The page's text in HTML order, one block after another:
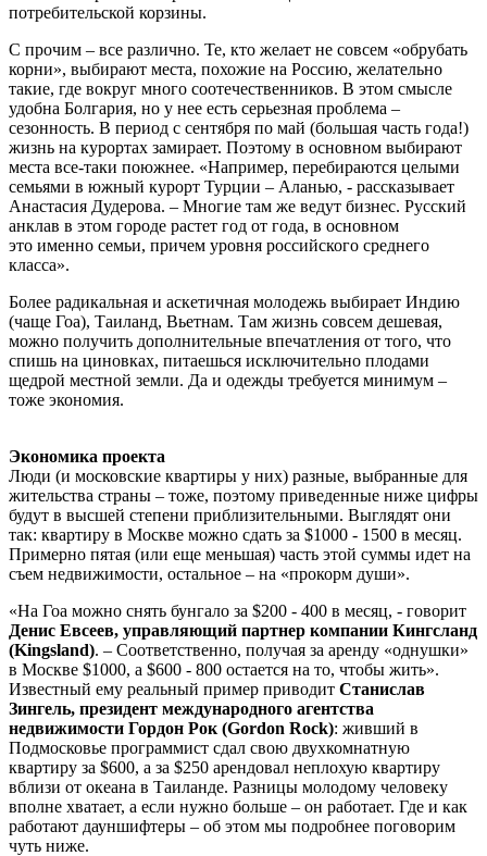
потребительской корзины.
С прочим – все различно. Те, кто желает не совсем «обрубать
корни», выбирают места, похожие на Россию, желательно
такие, где вокруг много соотечественников. В этом смысле
удобна Болгария, но у нее есть серьезная проблема –
сезонность. В период с сентября по май (большая часть года!)
жизнь на курортах замирает. Поэтому в основном выбирают
места все-таки поюжнее. «Например, перебираются целыми
семьями в южный курорт Турции – Аланью, - рассказывает
Анастасия Дудерова. – Многие там же ведут бизнес. Русский
анклав в этом городе растет год от года, в основном
это именно семьи, причем уровня российского среднего
класса».
Более радикальная и аскетичная молодежь выбирает Индию
(чаще Гоа), Таиланд, Вьетнам. Там жизнь совсем дешевая,
можно получить дополнительные впечатления от того, что
спишь на циновках, питаешься исключительно плодами
щедрой местной земли. Да и одежды требуется минимум –
тоже экономия.
Экономика проекта
Люди (и московские квартиры у них) разные, выбранные для
жительства страны – тоже, поэтому приведенные ниже цифры
будут в высшей степени приблизительными. Выглядят они
так: квартиру в Москве можно сдать за $1000 - 1500 в месяц.
Примерно пятая (или еще меньшая) часть этой суммы идет на
съем недвижимости, остальное – на «прокорм души».
«На Гоа можно снять бунгало за $200 - 400 в месяц, - говорит
Денис Евсеев, управляющий партнер компании Кингсланд
(Kingsland). – Соответственно, получая за аренду «однушки»
в Москве $1000, а $600 - 800 остается на то, чтобы жить».
Известный ему реальный пример приводит Станислав
Зингель, президент международного агентства
недвижимости Гордон Рок (Gordon Rock): живший в
Подмосковье программист сдал свою двухкомнатную
квартиру за $600, а за $250 арендовал неплохую квартиру
вблизи от океана в Таиланде. Разницы молодому человеку
вполне хватает, а если нужно больше – он работает. Где и как
работают дауншифтеры – об этом мы подробнее поговорим
чуть ниже.